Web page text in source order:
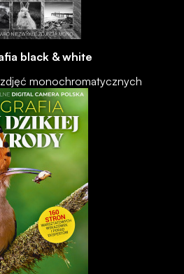
black & white
monochromatycznych